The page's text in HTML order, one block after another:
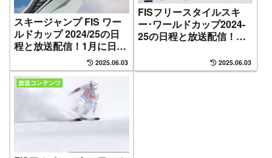
スキージャンプ FIS ワー
ルドカップ 2024/25の日
程と放送配信！1月に日本
[札幌,蔵王]でも開催2025.06.03
FISフリースタイルスキ
ー･ワールドカップ2024-
25の日程と放送配信！世
2025.06.03
放送コンテンツ